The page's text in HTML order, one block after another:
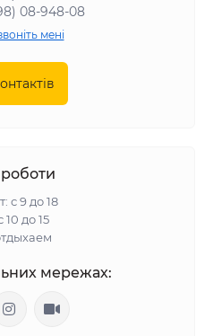
08-948-08
мені
с 9 до 18
10 до 15
мережах: